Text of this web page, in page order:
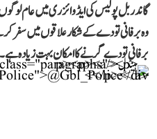
گاندربل پولیس کی ایڈوائزری میں عام
وہ برفانی تودے کے شکار علاقوں میں سفر
برفانی تودے گرنے کا امکان بہت زیادہ